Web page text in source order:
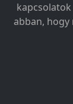
abban,